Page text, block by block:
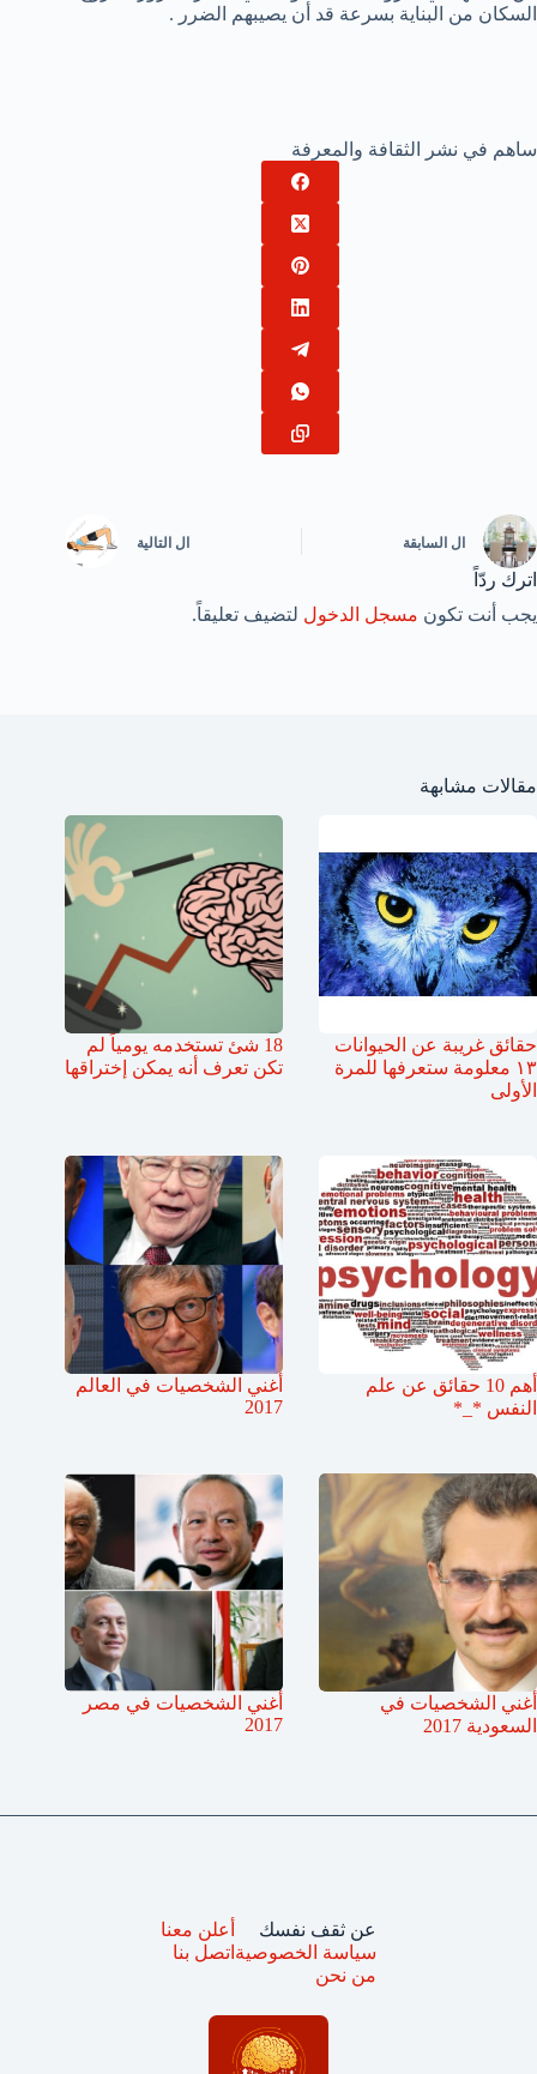
السكان من البناية بسرعة قد أن يصيبهم الضرر .
ساهم في نشر الثقافة والمعرفة
ال السابقة ال التالية
اترك ردّاً
يجب أنت تكون مسجل الدخول لتضيف تعليقاً.
مقالات مشابهة
حقائق غريبة عن الحيوانات
١٣ معلومة ستعرفها للمرة
الأولى
18 شئ تستخدمه يومياً لم
تكن تعرف أنه يمكن إختراقها
أهم 10 حقائق عن علم
النفس *_*
أغني الشخصيات في العالم
2017
أغني الشخصيات في
السعودية 2017
أغني الشخصيات في مصر
2017
عن ثقف نفسك
سياسة الخصوصية
من نحن
أعلن معنا
اتصل بنا